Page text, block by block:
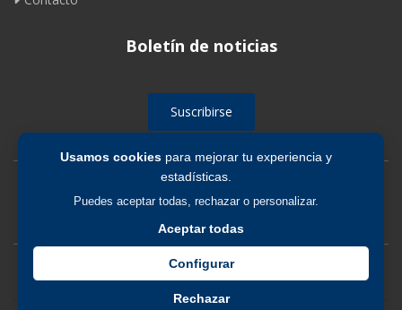
Usamos cookiespara mejorar tu experiencia y
estadísticas.
Puedes aceptar todas, rechazar o personalizar.
Aceptar todas
Configurar
Rechazar
Boletín de noticias
Suscribirse
Política de privacidad